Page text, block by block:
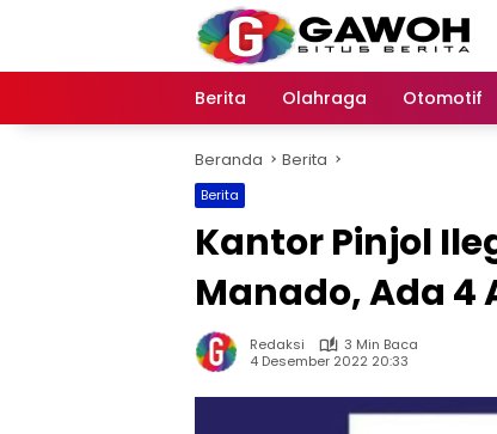
Berita Olahraga Otomotif
Beranda Berita
Berita
Kantor Pinjol
Manado, Ada 4
Redaksi
3 Min Baca
4 Desember 2022 20:33